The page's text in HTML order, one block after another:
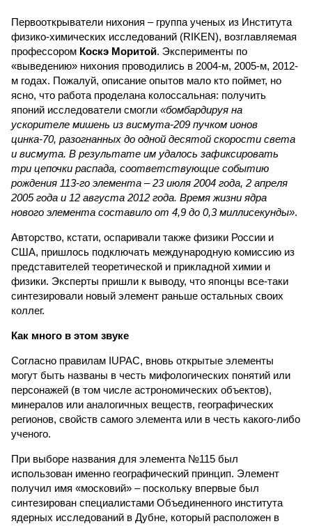
Первооткрыватели нихония – группа ученых из Института
физико-химических исследований (RIKEN), возглавляемая
профессором Коскэ Моритой. Эксперименты по
«выведению» нихония проводились в 2004-м, 2005-м, 2012-
м годах. Пожалуй, описание опытов мало кто поймет, но
ясно, что работа проделана колоссальная: получить
японий исследователи смогли «бомбардируя на
ускорителе мишень из висмута-209 пучком ионов
цинка-70, разогнанных до одной десятой скорости света
и висмута. В результате им удалось зафиксировать
три цепочки распада, соответствующие событию
рождения 113-го элемента – 23 июля 2004 года, 2 апреля
2005 года и 12 августа 2012 года. Время жизни ядра
нового элемента составило от 4,9 до 0,3 миллисекунды».
Авторство, кстати, оспаривали также физики России и
США, пришлось подключать международную комиссию из
представителей теоретической и прикладной химии и
физики. Эксперты пришли к выводу, что японцы все-таки
синтезировали новый элемент раньше остальных своих
коллег.
Как много в этом звуке
Согласно правилам IUPAC, вновь открытые элементы
могут быть названы в честь мифологических понятий или
персонажей (в том числе астрономических объектов),
минералов или аналогичных веществ, географических
регионов, свойств самого элемента или в честь какого-либо
ученого.
При выборе названия для элемента №115 был
использован именно географический принцип. Элемент
получил имя «московий» – поскольку впервые был
синтезирован специалистами Объединенного института
ядерных исследований в Дубне, который расположен в